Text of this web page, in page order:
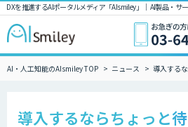
DXを推進するAIポータルメディア「AIsmiley」｜ AI製品・サ
AI・人工知能のAIsmiley TOP ニュース 導入する
導入するならちょっと